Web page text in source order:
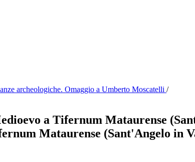
archeologiche. Omaggio a Umberto Moscatelli /
a Tifernum Mataurense
Mataurense (Sant'Angelo in